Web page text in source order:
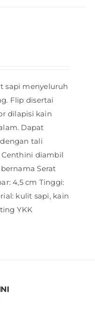
sapi menyeluruh
Flip disertai
dilapisi kain
Dapat
tali
Centhini diambil
Serat
4,5 cm Tinggi:
kulit sapi, kain
YKK